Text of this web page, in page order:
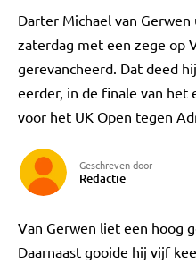
Darter Michael van
zaterdag met een zege op
gerevancheerd. Dat deed
eerder, in de finale van
voor het UK Open tegen
Geschreven door
Redactie
Van Gerwen liet een hoog
Daarnaast gooide hij vijf